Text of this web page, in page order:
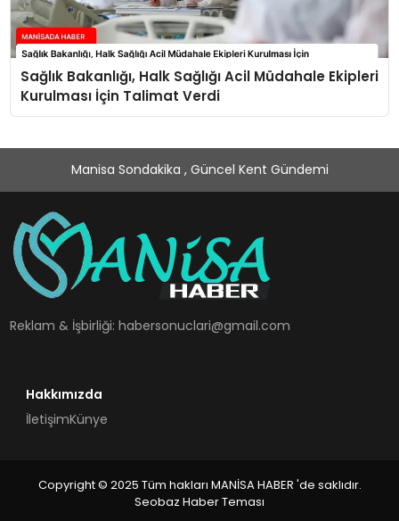
Sağlık Bakanlığı, Halk Sağlığı Acil Müdahale Ekipleri
Kurulması İçin Talimat Verdi
Manisa Sondakika , Güncel Kent Gündemi
Reklam & İşbirliği:habersonuclari@gmail.com
Hakkımızda
İletişimKünye
Copyright © 2025 Tüm hakları MANİSA HABER 'de saklıdır.
Seobaz Haber Teması